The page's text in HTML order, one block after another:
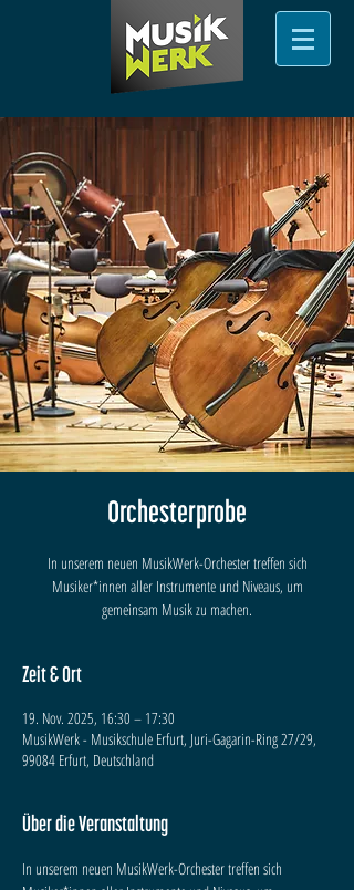
Orchesterprobe
In unserem neuen MusikWerk-Orchester treffen sich
Musiker*innen aller Instrumente und Niveaus, um
gemeinsam Musik zu machen.
Zeit & Ort
19. Nov. 2025, 16:30 – 17:30
MusikWerk - Musikschule Erfurt, Juri-Gagarin-Ring 27/29,
99084 Erfurt, Deutschland
Über die Veranstaltung
In unserem neuen MusikWerk-Orchester treffen sich